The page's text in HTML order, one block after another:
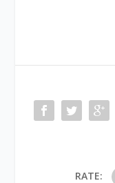
RATE: